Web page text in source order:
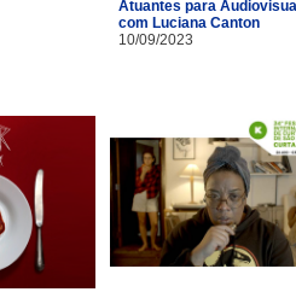
Atuantes para
com Luciana Canton
10/09/2023